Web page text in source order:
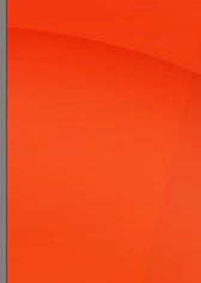
Tính năng
Tóm lại, Monkey
toàn diện,